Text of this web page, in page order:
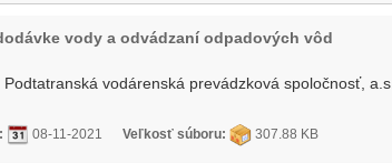
vody a odvádzaní odpadových vôd
Podtatranská vodárenská prevádzková spoločnosť, a.s.
08-11-2021 Veľkosť súboru: 307.88 KB